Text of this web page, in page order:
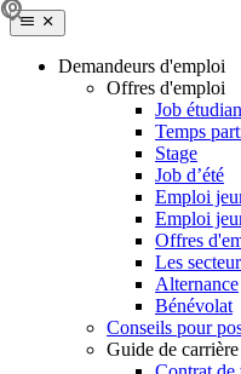
Demandeurs d'emploi
Offres d'emploi
Job
Temps
Stage
Job d’été
Emploi
Emploi
Offres
Les
Alternance
Bénévolat
Conseils pour
Guide de carrière